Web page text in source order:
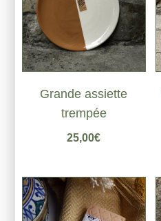
Grande assiette
trempée
25,00€